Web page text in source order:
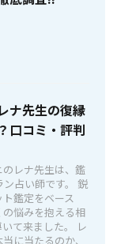
ナ先生の復縁
口コミ・評判
レナ先生は、鑑
占い師です。 鋭
鑑定をベース
悩みを抱える相
て来ました。 レ
に当たるのか、